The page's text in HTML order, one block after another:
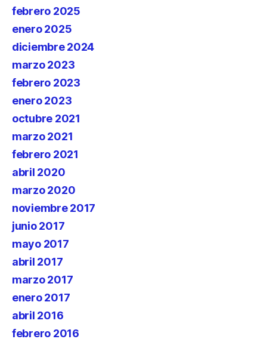
febrero 2025
enero 2025
diciembre 2024
marzo 2023
febrero 2023
enero 2023
octubre 2021
marzo 2021
febrero 2021
abril 2020
marzo 2020
noviembre 2017
junio 2017
mayo 2017
abril 2017
marzo 2017
enero 2017
abril 2016
febrero 2016